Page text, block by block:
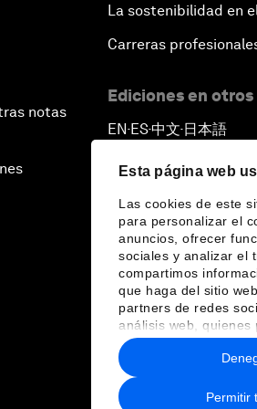
Esta página web
Las cookies de este
para personalizar el
anuncios, ofrecer
sociales y analizar el
compartimos
que haga del sitio
partners de redes
análisis web, quienes
combinarla con otra
haya proporcionado o
recopilado a partir del
hecho de sus Permitir
notas
La sostenibilidad en
Carreras
Ediciones en
EN ▪ ES▪中文▪ 日本語